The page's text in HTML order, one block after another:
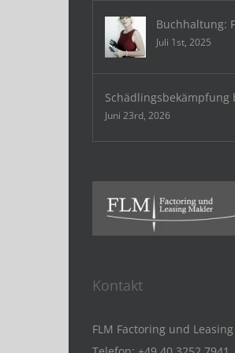
Buchhaltung:
Juli 1st, 2025
Juni 23rd, 2026
Kontakt
FLM Factoring und